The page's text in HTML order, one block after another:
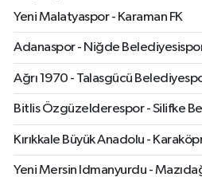
Yeni Malatyaspor - Karaman FK
Adanaspor - Niğde
Ağrı 1970 - Talasgücü
Bitlis Özgüzelderespor - Silifke
Kırıkkale Büyük Anadolu -
Yeni Mersin Idmanyurdu -